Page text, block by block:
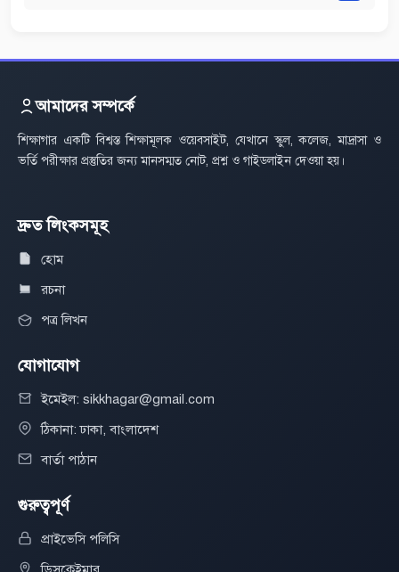
আমাদের সম্পর্কে
শিক্ষাগার একটি বিশ্বস্ত শিক্ষামূলক ওয়েবসাইট, যেখানে স্কুল, কলেজ, মাদ্রাসা ও
ভর্তি পরীক্ষার প্রস্তুতির জন্য মানসম্মত নোট, প্রশ্ন ও গাইডলাইন দেওয়া হয়।
দ্রুত লিংকসমূহ
হোম
রচনা
পত্র লিখন
যোগাযোগ
ইমেইল: sikkhagar@gmail.com
ঠিকানা: ঢাকা, বাংলাদেশ
বার্তা পাঠান
গুরুত্বপূর্ণ
প্রাইভেসি পলিসি